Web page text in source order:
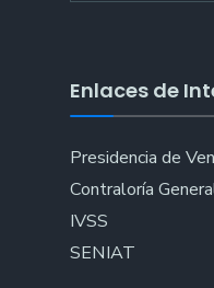
Enlaces de
Presidencia de
Contraloría
IVSS
SENIAT